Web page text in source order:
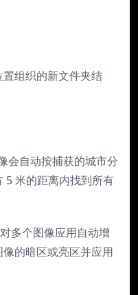
组织的新文件夹结
会自动按捕获的城市分
5 米的距离内找到所有
多个图像应用自动增
的暗区或亮区并应用